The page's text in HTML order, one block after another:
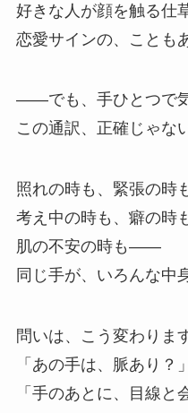
好きな人が顔を触る仕
恋愛サインの、ことも
——でも、手ひとつで
この通訳、正確じゃな
照れの時も、緊張の時
考え中の時も、癖の時
肌の不安の時も——
同じ手が、いろんな中
問いは、こう変わりま
「あの手は、脈あり？
「手のあとに、目線と